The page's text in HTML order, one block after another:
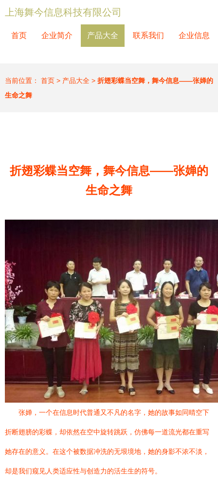
上海舞今信息科技有限公司
首页 企业简介 产品大全 联系我们 企业信息
当前位置： 首页 > 产品大全 > 折翅彩蝶当空舞，舞今信息——张婵的
生命之舞
折翅彩蝶当空舞，舞今信息——张婵的
生命之舞
张婵，一个在信息时代普通又不凡的名字，她的故事如同晴空下
折断翅膀的彩蝶，却依然在空中旋转跳跃，仿佛每一道流光都在重写
她存在的意义。在这个被数据冲洗的无垠境地，她的身影不浓不淡，
却是我们窥见人类适应性与创造力的活生生的符号。